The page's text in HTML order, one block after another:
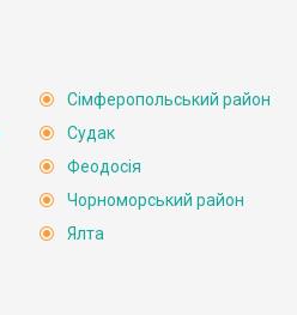
Сімферопольський район
Судак
Феодосія
Чорноморський район
Ялта